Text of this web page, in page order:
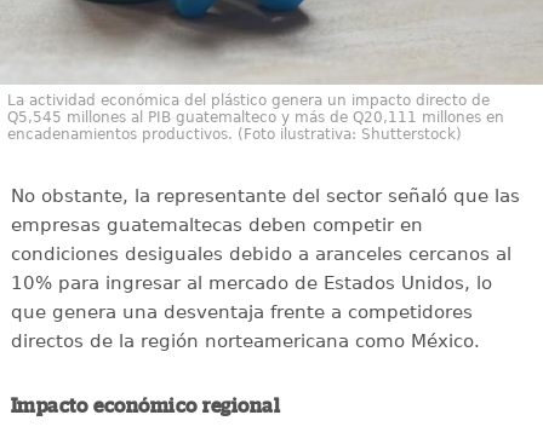
La actividad económica del plástico genera un impacto directo de
Q5,545 millones al PIB guatemalteco y más de Q20,111 millones en
encadenamientos productivos. (Foto ilustrativa: Shutterstock)
No obstante, la representante del sector señaló que las
empresas guatemaltecas deben competir en
condiciones desiguales debido a aranceles cercanos al
10% para ingresar al mercado de Estados Unidos, lo
que genera una desventaja frente a competidores
directos de la región norteamericana como México.
Impacto económico regional